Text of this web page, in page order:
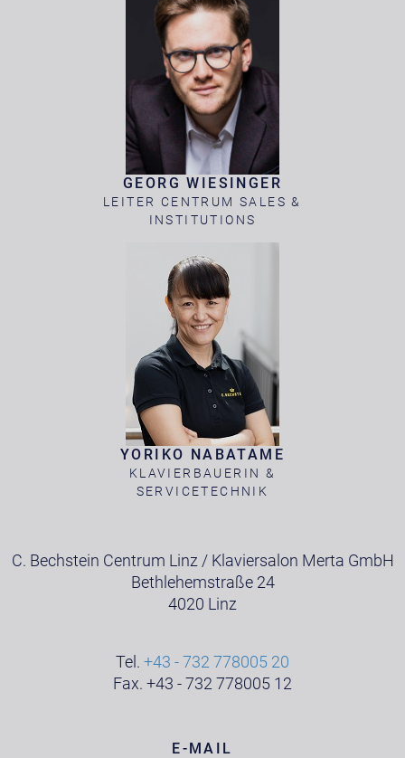
GEORG WIESINGER
LEITER CENTRUM SALES &
INSTITUTIONS
YORIKO NABATAME
KLAVIERBAUERIN &
SERVICETECHNIK
C. Bechstein Centrum Linz / Klaviersalon Merta GmbH
Bethlehemstraße 24
4020 Linz
Tel. +43 - 732 778005 20
Fax. +43 - 732 778005 12
E-MAIL